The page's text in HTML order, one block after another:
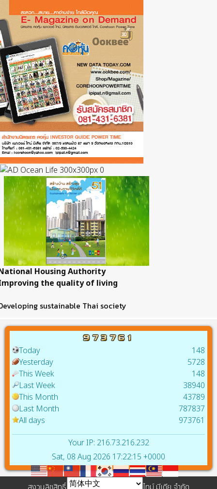
Housing Authority
the quality of living
sustainable Thai society
Today
Yesterday
This Week
Last Week
This Month
Last Month
All days
148
5728
148
38940
43789
787837
973761
Your IP: 216.73.216.232
Sat, 08 Aug 2026 17:22:15 +0000